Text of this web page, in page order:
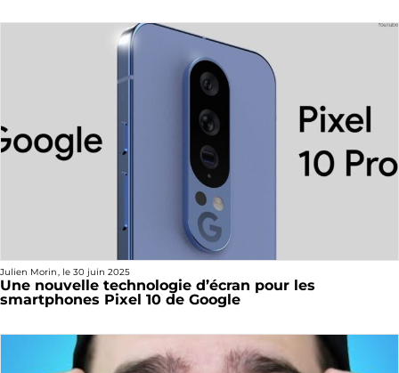
Julien Morin, le 30 juin 2025
Une nouvelle technologie d’écran pour les
smartphones Pixel 10 de Google